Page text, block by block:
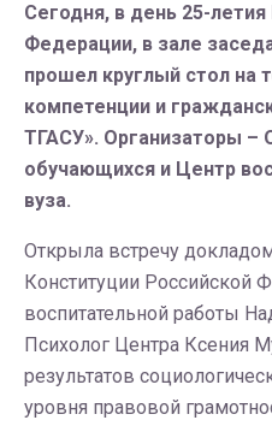
Сегодня, в день 25-
Федерации, в зале
прошел круглый стол на
компетенции и
ТГАСУ». Организаторы –
обучающихся и Центр
вуза.
Открыла встречу
Конституции Российской
воспитательной работы
Психолог Центра Ксения
результатов
уровня правовой